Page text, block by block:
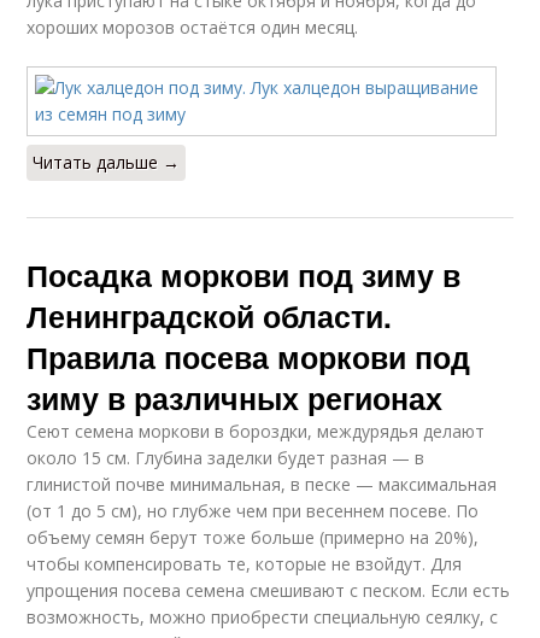
хороших морозов остаётся один месяц.
Читать дальше →
Посадка моркови под зиму в
Ленинградской области.
Правила посева моркови под
зиму в различных регионах
Сеют семена моркови в бороздки, междурядья делают
около 15 см. Глубина заделки будет разная — в
глинистой почве минимальная, в песке — максимальная
(от 1 до 5 см), но глубже чем при весеннем посеве. По
объему семян берут тоже больше (примерно на 20%),
чтобы компенсировать те, которые не взойдут. Для
упрощения посева семена смешивают с песком. Если есть
возможность, можно приобрести специальную сеялку, с